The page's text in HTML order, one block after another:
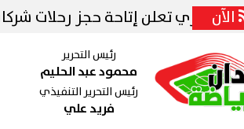
الآن
تعلن إتاحة حجز رحلات شركات نقل
رئيس التحرير
محمود عبد الحليم
رئيس التحرير التنفيذي
فريد علي